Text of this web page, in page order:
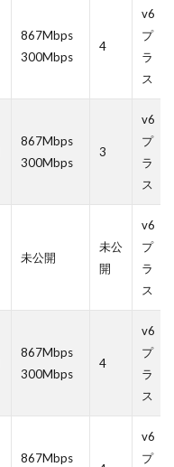
867Mbps
300Mbps
4
v6
プ
ラ
ス
867Mbps
300Mbps
3
v6
プ
ラ
ス
未公開
未公
開
v6
プ
ラ
ス
867Mbps
300Mbps
4
v6
プ
ラ
ス
867Mbps
v6
プ